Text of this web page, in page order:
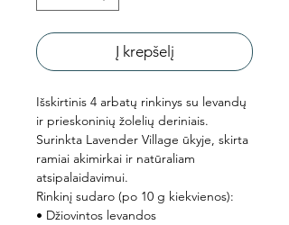
Į krepšelį
Išskirtinis 4 arbatų rinkinys su levandų
ir prieskoninių žolelių deriniais.
Surinkta Lavender Village ūkyje, skirta
ramiai akimirkai ir natūraliam
atsipalaidavimui.
Rinkinį sudaro (po 10 g kiekvienos):
• Džiovintos levandos